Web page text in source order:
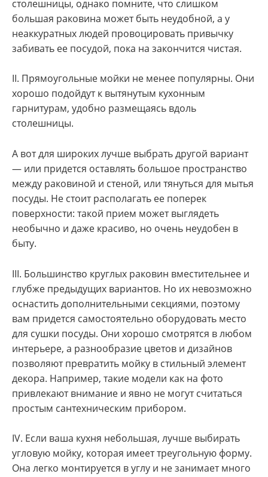
столешницы, однако помните, что слишком
большая раковина может быть неудобной, а у
неаккуратных людей провоцировать привычку
забивать ее посудой, пока на закончится чистая.
II. Прямоугольные мойки не менее популярны. Они
хорошо подойдут к вытянутым кухонным
гарнитурам, удобно размещаясь вдоль
столешницы.
А вот для широких лучше выбрать другой вариант
— или придется оставлять большое пространство
между раковиной и стеной, или тянуться для мытья
посуды. Не стоит располагать ее поперек
поверхности: такой прием может выглядеть
необычно и даже красиво, но очень неудобен в
быту.
III. Большинство круглых раковин вместительнее и
глубже предыдущих вариантов. Но их невозможно
оснастить дополнительными секциями, поэтому
вам придется самостоятельно оборудовать место
для сушки посуды. Они хорошо смотрятся в любом
интерьере, а разнообразие цветов и дизайнов
позволяют превратить мойку в стильный элемент
декора. Например, такие модели как на фото
привлекают внимание и явно не могут считаться
простым сантехническим прибором.
IV. Если ваша кухня небольшая, лучше выбирать
угловую мойку, которая имеет треугольную форму.
Она легко монтируется в углу и не занимает много